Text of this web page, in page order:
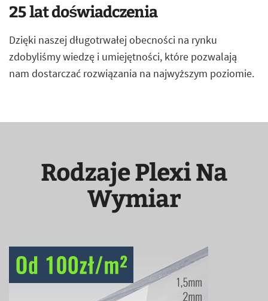
25 lat doświadczenia
Dzięki naszej długotrwałej obecności na rynku
zdobyliśmy wiedzę i umiejętności, które pozwalają
nam dostarczać rozwiązania na najwyższym poziomie.
Rodzaje Plexi Na
Wymiar